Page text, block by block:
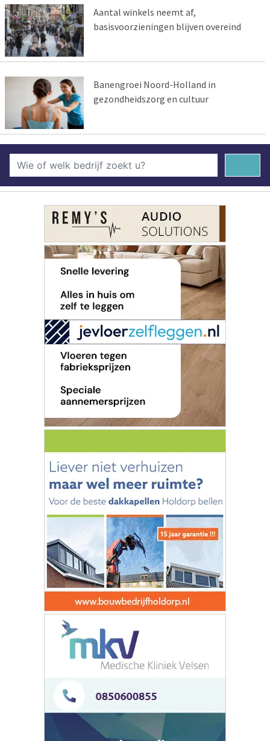
Aantal winkels neemt af,
basisvoorzieningen blijven overeind
Banengroei Noord-Holland in
gezondheidszorg en cultuur